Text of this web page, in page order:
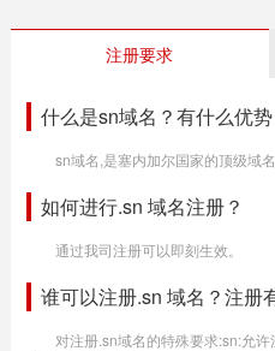
注册要求
什么是sn域名？有什么优势
sn域名,是塞内加尔国家的顶级域名
如何进行.sn 域名注册？
通过我司注册可以即刻生效。
谁可以注册.sn 域名？注册
对注册.sn域名的特殊要求:sn:允